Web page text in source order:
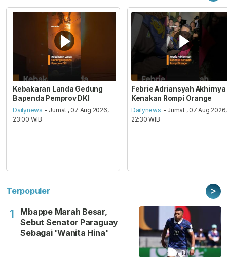
Kebakaran Landa Gedung
Bapenda Pemprov DKI
Dailynews - Jumat , 07 Aug 2026,
23:00 WIB
Febrie Adriansyah Akhirnya
Kenakan Rompi Orange
Dailynews - Jumat , 07 Aug 2026,
22:30 WIB
Terpopuler >
1
Mbappe Marah Besar,
Sebut Senator Paraguay
Sebagai 'Wanita Hina'